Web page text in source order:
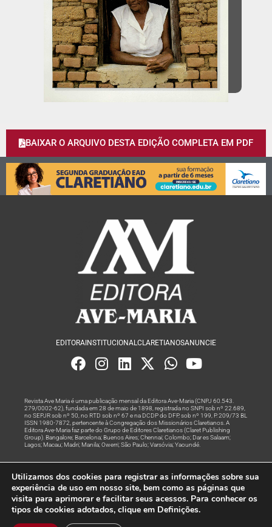
BAIXAR O ARQUIVO DESTA EDIÇÃO COMPLETA EM PDF
EDITORA INSTITUCIONALCLARETIANOSANUNCIE
Revista Ave Maria é uma publicação mensal da Editora Ave-Maria (CNPJ 60.543.
279/0002-62), fundada em 28 de maio de 1898, registrada no SNPI sob nº 22.689,
no SEPJR sob nº 50, no RTD sob nº 67 e na DCDP do DFP, sob nº 199, P. 209/73 BL
ISSN 1980-7872, pertencente à Congregação dos Missionários Claretianos. A
Editora Ave-Maria faz parte do Grupo de Editores Claretianos (Claret Publishing
Group). Bangalore; Barcelona; Buenos Aires; Chennai; Colombo; Dar es Salaam;
Lagos; Macau; Madri; Manila; Owerri; São Paulo; Varsóvia; Yaoundé.
Rede
© Todos os Direitos Reservados
Utilizamos dos cookies para registrar as informações sobre sua
experiência de uso em nosso site, bem como as páginas que
visita para aprimorar e facilitar seus acessos. Para conhecer os
tipos de cookies adotados, clique em Definições.